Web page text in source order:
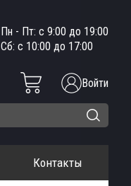
Пн - Пт: с 9:00 до 19:00
Сб: с 10:00 до 17:00
Войти
Контакты